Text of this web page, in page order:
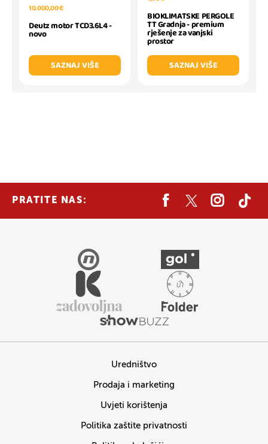
10.000,00 €
Deutz motor TCD3.6L4 -
novo
SAZNAJ VIŠE
BIOKLIMATSKE PERGOLE
TT Gradnja - premium
rješenje za vanjski
prostor
SAZNAJ VIŠE
PRATITE NAS:
Uredništvo
Prodaja i marketing
Uvjeti korištenja
Politika zaštite privatnosti